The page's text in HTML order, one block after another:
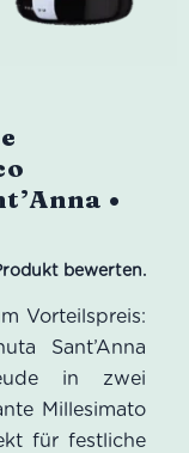
•
Vorteilspreis:
Sant’Anna
in zwei
Millesimato
für festliche